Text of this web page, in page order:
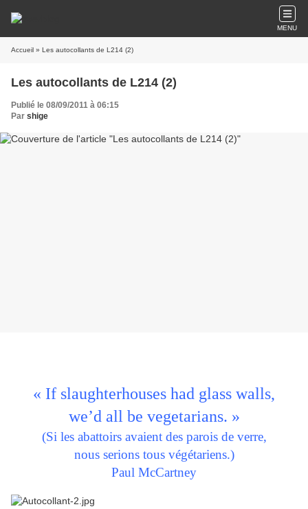
MENU
Accueil » Les autocollants de L214 (2)
Les autocollants de L214 (2)
Publié le 08/09/2011 à 06:15
Par shige
« If slaughterhouses had glass walls,
we’d all be vegetarians. »
(Si les abattoirs avaient des parois de verre,
nous serions tous végétariens.)
Paul McCartney